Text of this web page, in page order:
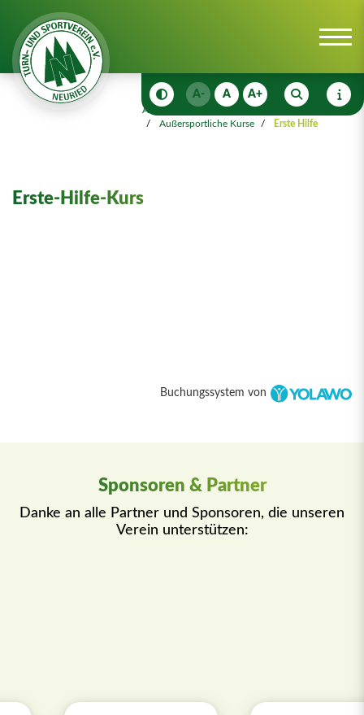
A- A A+
Anmeldungen
Außersportliche Kurse
Erste Hilfe
Erste-Hilfe-Kurs
Buchungssystem von
Sponsoren & Partner
Danke an alle Partner und Sponsoren, die unseren
Verein unterstützen: